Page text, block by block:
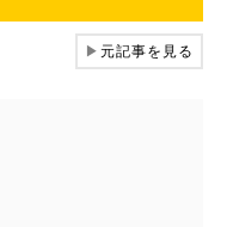
▶元記事を見る